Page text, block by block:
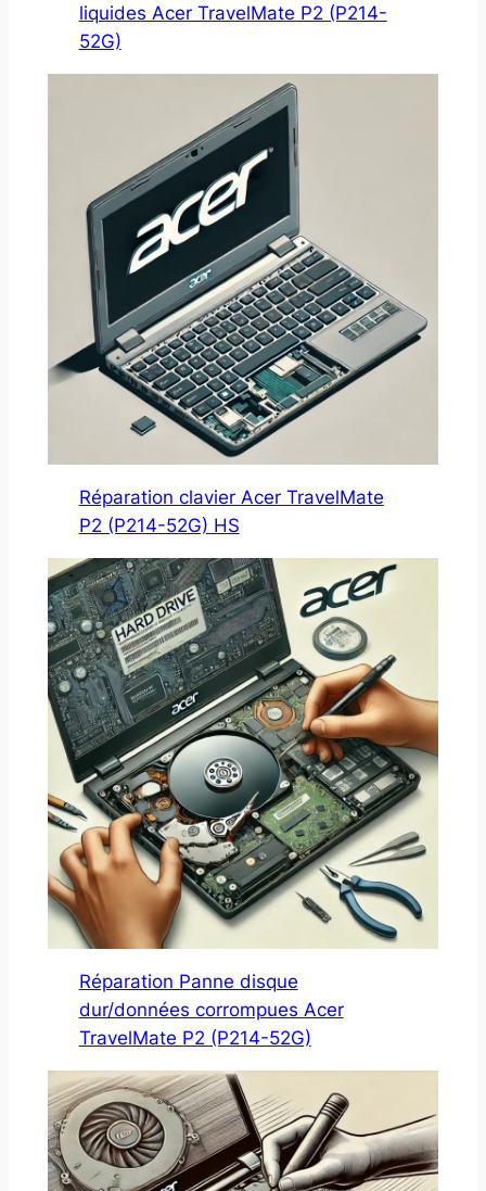
liquides Acer TravelMate P2 (P214-
52G)
Réparation clavier Acer TravelMate
P2 (P214-52G) HS
Réparation Panne disque
dur/données corrompues Acer
TravelMate P2 (P214-52G)